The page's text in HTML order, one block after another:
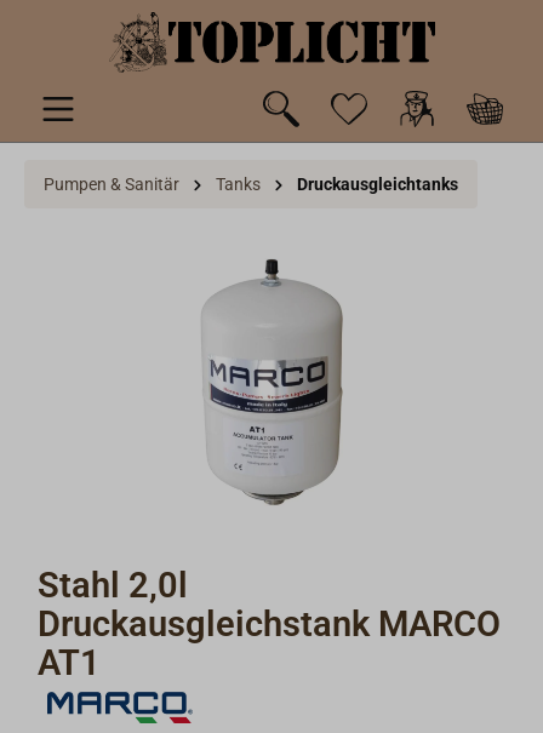
springen
Pumpen & Sanitär Tanks Druckausgleichtanks
Stahl 2,0l
Druckausgleichstank MARCO
AT1